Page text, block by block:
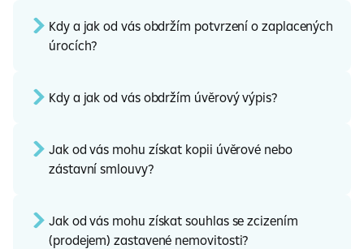
Kdy a jak od vás obdržím potvrzení o zaplacených
úrocích?
Kdy a jak od vás obdržím úvěrový výpis?
Jak od vás mohu získat kopii úvěrové nebo
zástavní smlouvy?
Jak od vás mohu získat souhlas se zcizením
(prodejem) zastavené nemovitosti?